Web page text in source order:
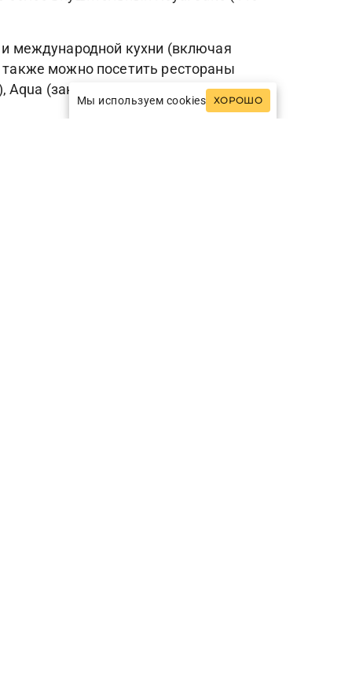
международной кухни (включая
можно посетить рестораны
(закуски, пицца, паста) и 2 бара
Мы используем cookies ХОРОШО